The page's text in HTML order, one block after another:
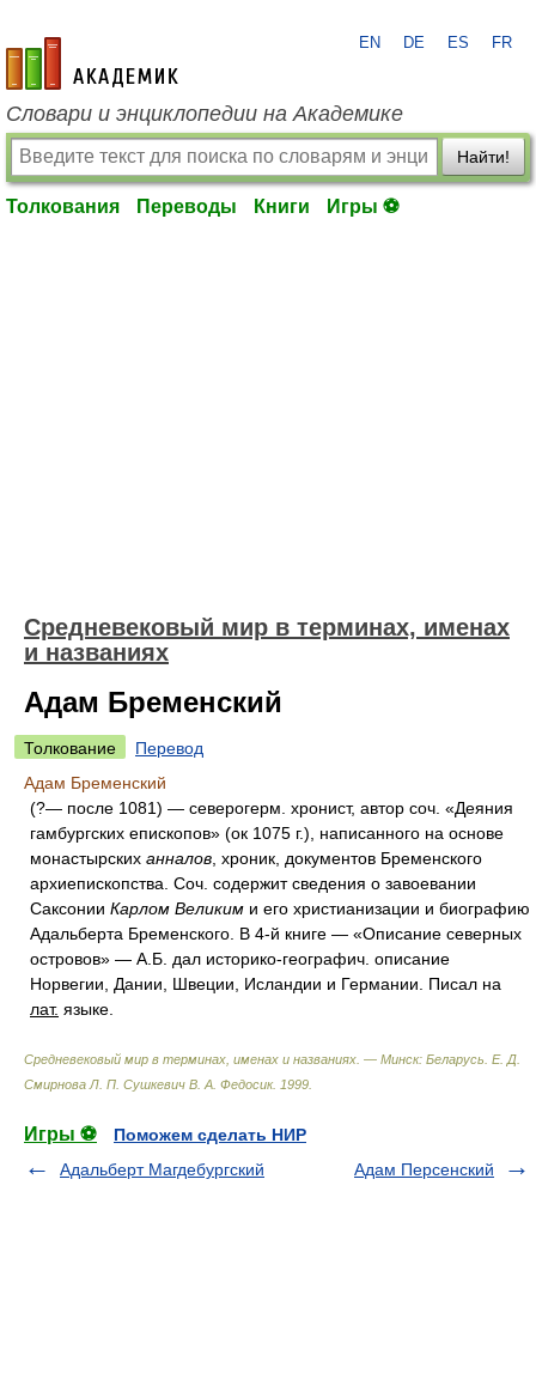
academic.ru
EN DE ES FR
Словари и энциклопедии на Академике
Найти!
Толкования Переводы Книги Игры ⚽
Средневековый мир в терминах, именах
и названиях
Адам Бременский
Толкование
Перевод
Адам Бременский
(?— после 1081) — северогерм. хронист, автор соч. «Деяния
гамбургских епископов» (ок 1075 г.), написанного на основе
монастырских анналов , хроник, документов Бременского
архиепископства. Соч. содержит сведения о завоевании
Саксонии Карлом Великим и его христианизации и биографию
Адальберта Бременского. В 4-й книге — «Описание северных
островов» — А.Б. дал историко-географич. описание
Норвегии, Дании, Швеции, Исландии и Германии. Писал на
лат. языке.
Средневековый мир в терминах, именах и названиях. — Минск: Беларусь Е. Д.
Смирнова Л. П. Сушкевич В. А. Федосик. 1999
Игры ⚽
Поможем сделать НИР
Адальберт Магдебургский
Адам Персенский